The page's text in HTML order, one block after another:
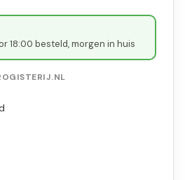
18:00 besteld, morgen in huis